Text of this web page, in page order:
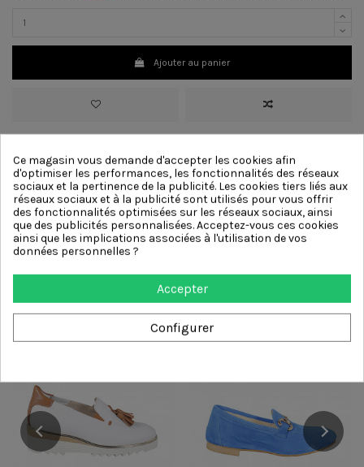
Ajouter au panier
>Couleur :Vert
>Talon:3 cm[?]
>DoublureCuir
>SemelleCaoutchouc
>Décoration :Courroie, Boucle
Autres produits de la même
-36,00 €
Ce magasin vous demande d'accepter les cookies afin
d'optimiser les performances, les fonctionnalités des réseaux
sociaux et la pertinence de la publicité. Les cookies tiers liés aux
réseaux sociaux et à la publicité sont utilisés pour vous offrir
des fonctionnalités optimisées sur les réseaux sociaux, ainsi
que des publicités personnalisées. Acceptez-vous ces cookies
ainsi que les implications associées à l'utilisation de vos
données personnelles ?
Accepter
Configurer